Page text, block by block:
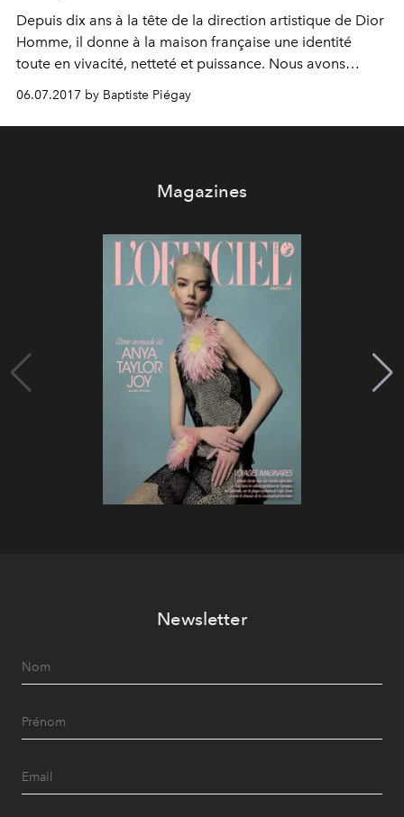
Depuis dix ans à la tête de la direction artistique de Dior
Homme, il donne à la maison française une identité
toute en vivacité, netteté et puissance. Nous avons
rencontré le créateur belge à l’occasion d’une
présentation à Tokyo de sa collection automne 2017.
06.07.2017 by Baptiste Piégay
Magazines
Newsletter